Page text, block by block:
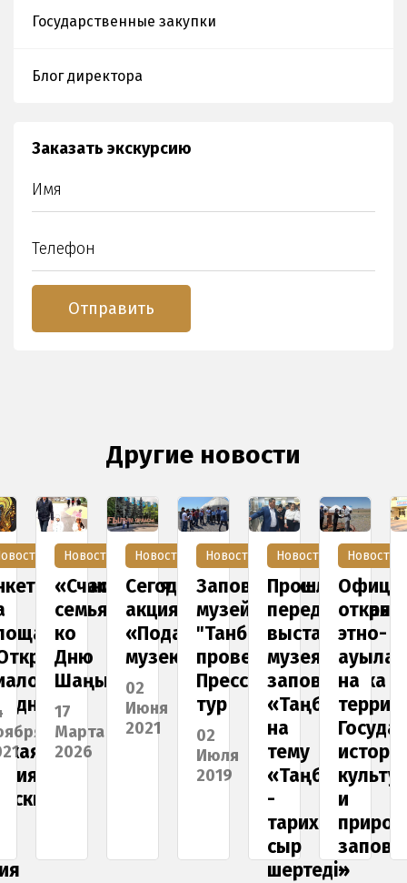
Государственные закупки
Блог директора
Заказать экскурсию
Другие новости
Новости
«Счастливая
семья»
ко
Дню
Шаңырака
17
Марта
2026
Новости
Сегодня
акция
«Подарок
музею».
02
Июня
2021
Новости
Заповедник-
музей
"Танбалы"
провели
Пресс-
тур
02
Июля
2019
Новости
Прошла
передвижная
выставка
музея-
заповедника
«Таңбалы»
на
тему
«Таңбалы
-
тарихтан
сыр
шертеді»
Новости
этно-
ауыла
на
и
–